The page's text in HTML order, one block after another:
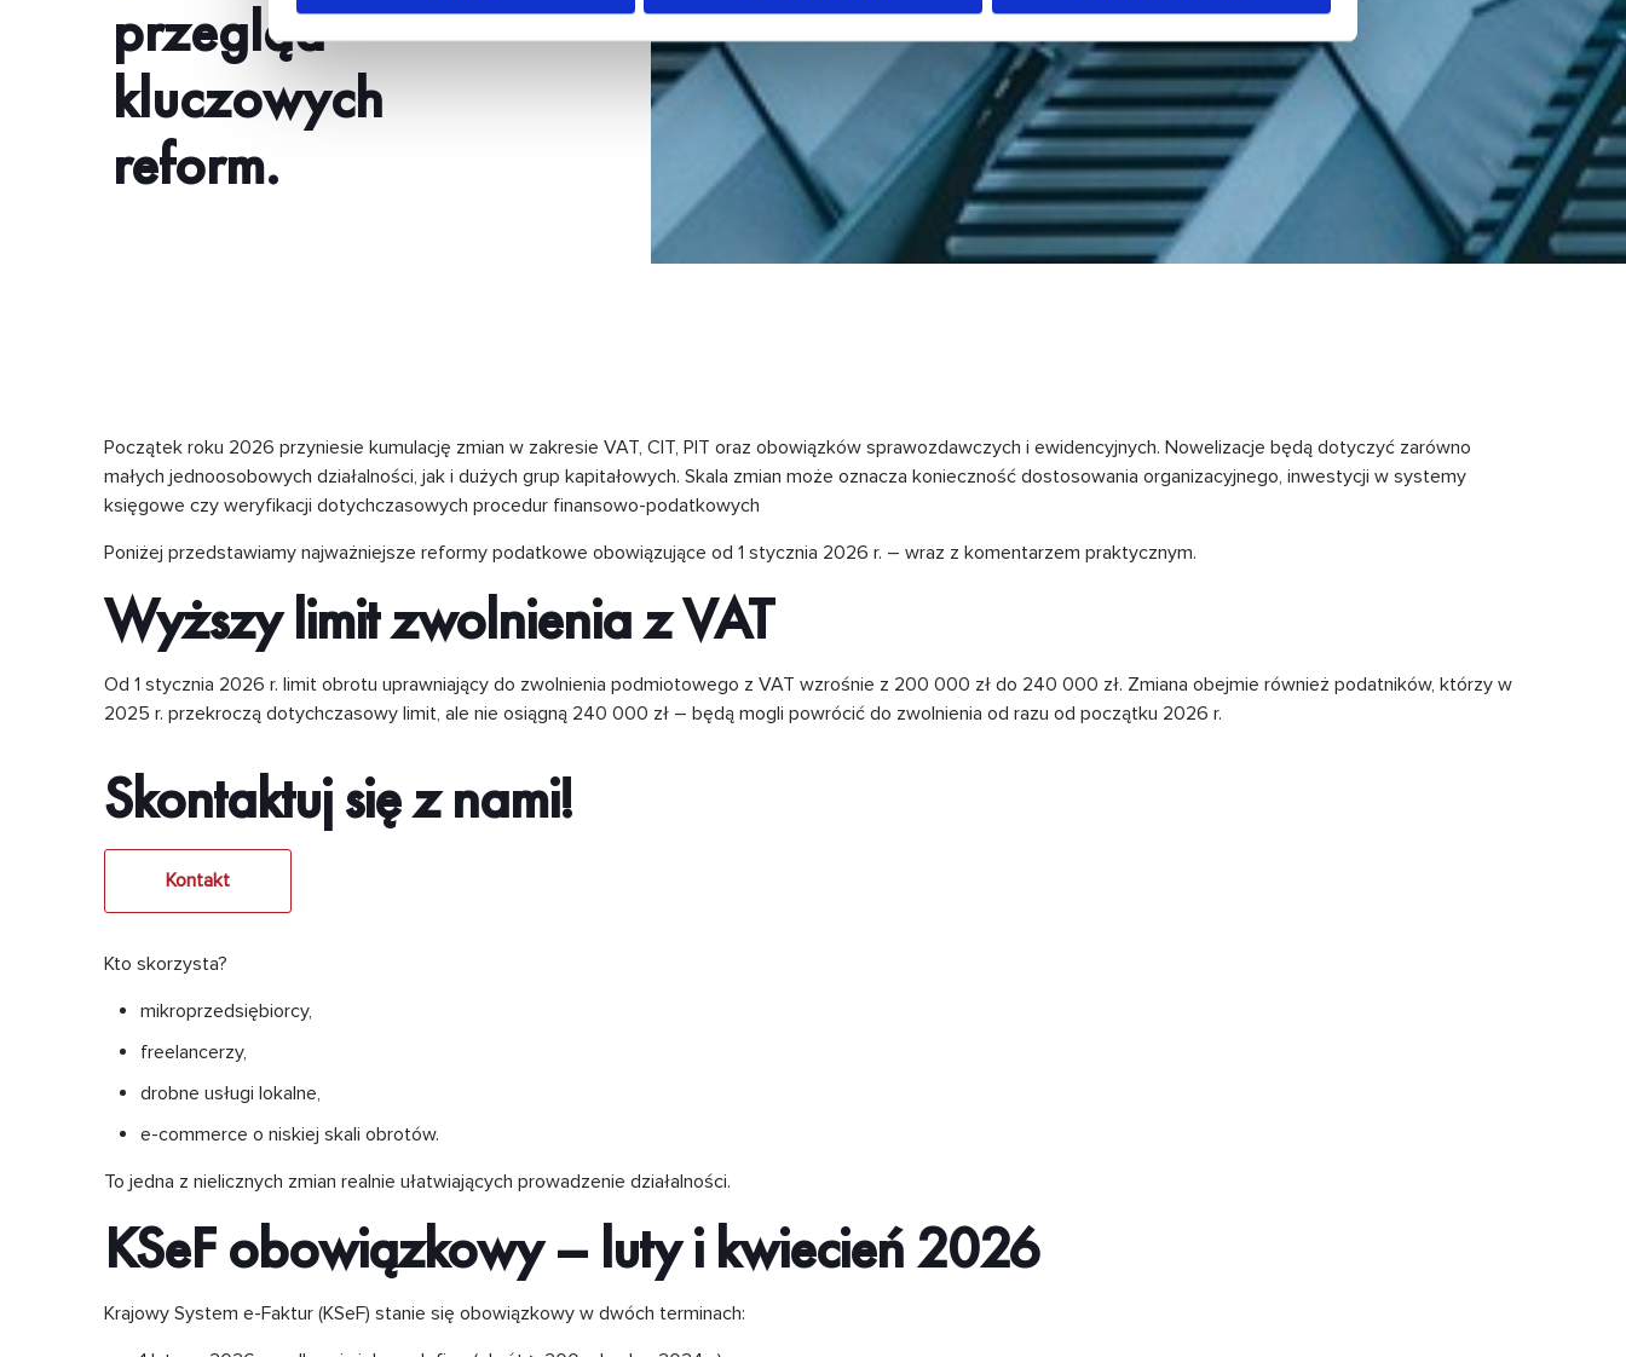
przegląd
kluczowych
reform.
Początek roku 2026 przyniesie kumulację zmian w zakresie VAT, CIT, PIT oraz obowiązków sprawozdawczych i ewidencyjnych. Nowelizacje będą dotyczyć zarówno
małych jednoosobowych działalności, jak i dużych grup kapitałowych. Skala zmian może oznacza konieczność dostosowania organizacyjnego, inwestycji w systemy
księgowe czy weryfikacji dotychczasowych procedur finansowo-podatkowych
Poniżej przedstawiamy najważniejsze reformy podatkowe obowiązujące od 1 stycznia 2026 r. – wraz z komentarzem praktycznym.
Wyższy limit zwolnienia z VAT
Od 1 stycznia 2026 r. limit obrotu uprawniający do zwolnienia podmiotowego z VAT wzrośnie z 200 000 zł do 240 000 zł. Zmiana obejmie również podatników, którzy w
2025 r. przekroczą dotychczasowy limit, ale nie osiągną 240 000 zł – będą mogli powrócić do zwolnienia od razu od początku 2026 r.
Skontaktuj się z nami!
Kontakt
Kto skorzysta?
mikroprzedsiębiorcy,
freelancerzy,
drobne usługi lokalne,
e-commerce o niskiej skali obrotów.
To jedna z nielicznych zmian realnie ułatwiających prowadzenie działalności.
KSeF obowiązkowy – luty i kwiecień 2026
Krajowy System e-Faktur (KSeF) stanie się obowiązkowy w dwóch terminach: